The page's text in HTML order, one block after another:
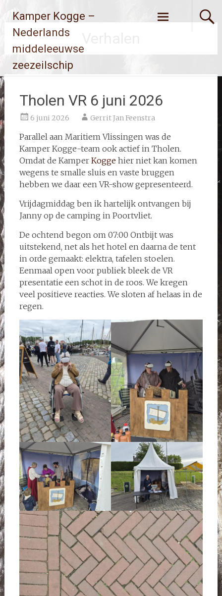
naarKamper Kogge –
Nederlands
middeleeuwse
zeezeilschip
Tholen VR 6 juni 2026
6 juni 2026 Gerrit Jan Feenstra
Parallel aan Maritiem Vlissingen was de
Kamper Kogge-team ook actief in Tholen.
Omdat de Kamper Koggehier niet kan komen
wegens te smalle sluis en vaste bruggen
hebben we daar een VR-show gepresenteerd.
Vrijdagmiddag ben ik hartelijk ontvangen bij
Janny op de camping in Poortvliet.
De ochtend begon om 07:00 Ontbijt was
uitstekend, net als het hotel en daarna de tent
in orde gemaakt: elektra, tafelen stoelen.
Eenmaal open voor publiek bleek de VR
presentatie een schot in de roos. We kregen
veel positieve reacties. We sloten af helaas in de
regen.